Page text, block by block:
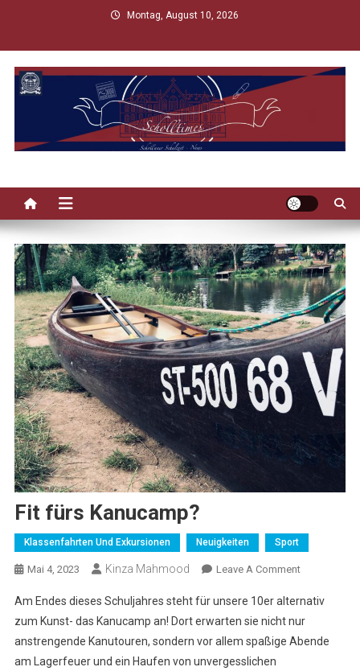
content
Montag, August 10, 2026
Fit fürs Kanucamp?
Klassenfahrten Und Exkursionen Neuigkeiten Sport
Mai 4, 2023 Kinza Mahmood Leave A CommentOn
Fürs
Kanucamp?
Am Endes dieses Schuljahres steht für unsere 10er alternativ
zum Kunst- das Kanucamp an! Dort erwarten sie nicht nur
anstrengende Kanutouren, sondern vor allem spaßige Abende
am Lagerfeuer und ein Haufen von unvergesslichen